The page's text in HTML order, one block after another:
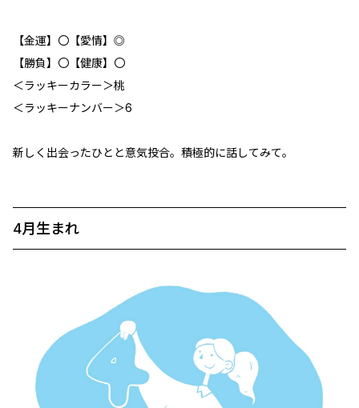
【金運】〇【愛情】◎
【勝負】〇【健康】〇
＜ラッキーカラー＞桃
＜ラッキーナンバー＞6
新しく出会ったひとと意気投合。積極的に話してみて。
4月生まれ